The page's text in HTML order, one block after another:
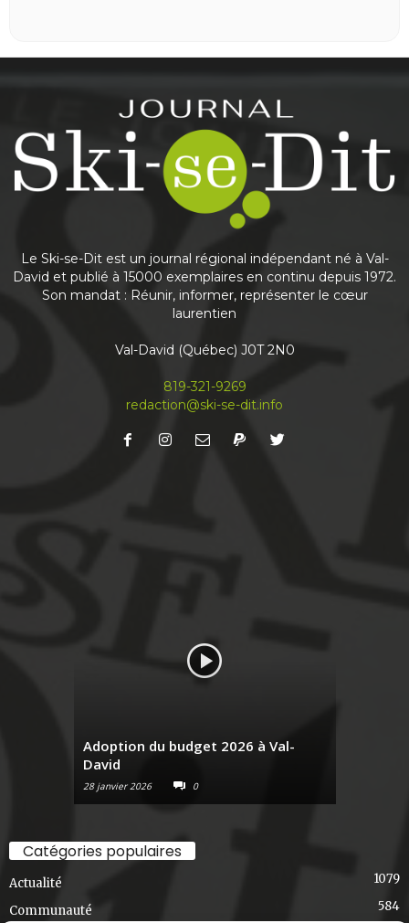
Le Ski-se-Dit est un journal régional indépendant né à Val-
David et publié à 15000 exemplaires en continu depuis 1972.
Son mandat : Réunir, informer, représenter le cœur
laurentien
Val-David (Québec) J0T 2N0
819-321-9269
redaction@ski-se-dit.info
Adoption du budget 2026 à Val-
David
28 janvier 2026 0
Catégories populaires
Actualité 1079
Communauté 584